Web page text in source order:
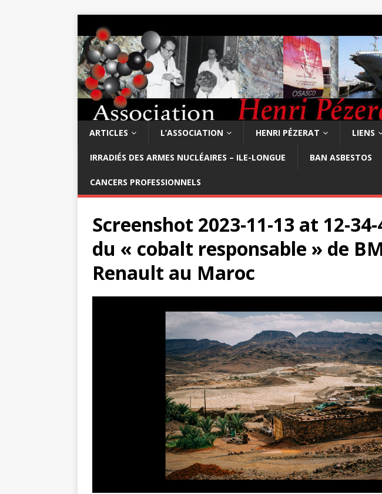
ARTICLES L’ASSOCIATION HENRI PÉZERAT LIENS
IRRADIÉS DES ARMES NUCLÉAIRES – ILE-LONGUE BAN ASBESTOS
CANCERS PROFESSIONNELS
Screenshot 2023-11-13 at 12-
du « cobalt responsable » de
Renault au Maroc